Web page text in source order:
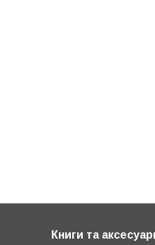
Книги та